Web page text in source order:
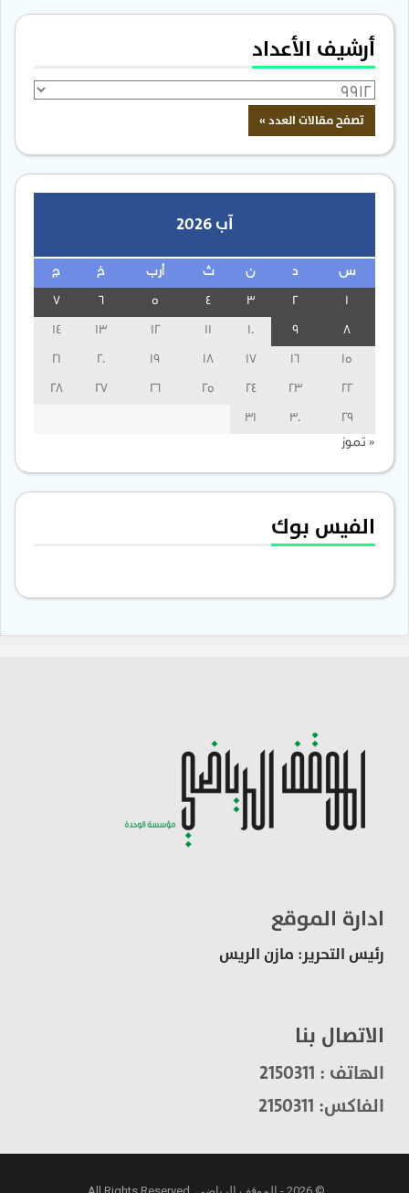
أرشيف الأعداد
آب 2026
س ن ث أرب خ ج
3
13
14
15
16
17
18
19
20
21
22
23
24
25
26
27
28
29
30
31
« تموز
الفيس بوك
ادارة الموقع
رئيس التحرير: مازن الريس
الاتصال بنا
الهاتف : 2150311
الفاكس: 2150311